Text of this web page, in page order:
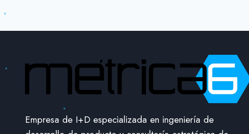
Empresa de I+D especializada en ingeniería de